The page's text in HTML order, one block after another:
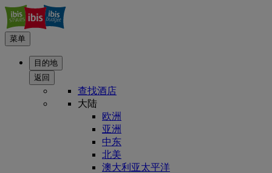
菜单
目的地
返回
查找酒店
大陆
欧洲
亚洲
中东
北美
澳大利亚太平洋